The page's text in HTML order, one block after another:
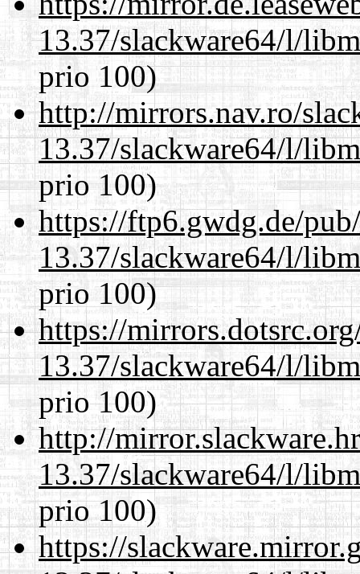
13.37/slackware64/l/
prio 100)
http://mirrors.nav.ro/
13.37/slackware64/l/
prio 100)
https://ftp6.gwdg.de/
13.37/slackware64/l/
prio 100)
https://
13.37/slackware64/l/
prio 100)
http://
13.37/slackware64/l/
prio 100)
https://